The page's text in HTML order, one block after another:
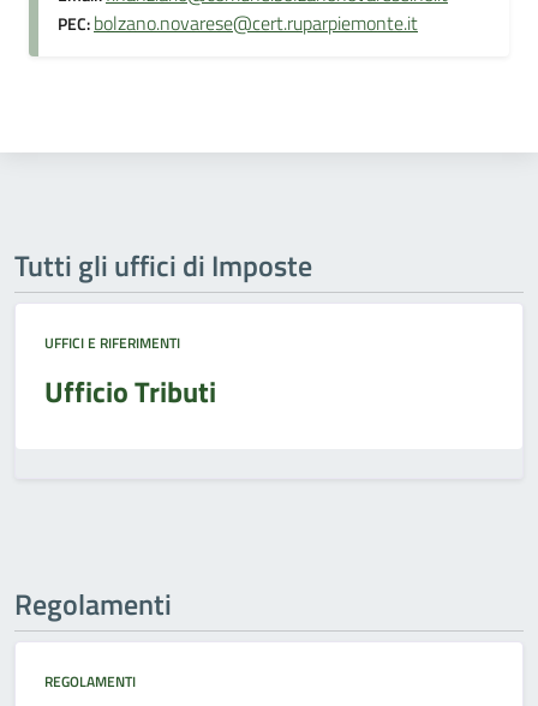
PEC:bolzano.novarese@cert.ruparpiemonte.it
Tutti gli uffici di Imposte
UFFICI E RIFERIMENTI
Ufficio Tributi
Regolamenti
REGOLAMENTI